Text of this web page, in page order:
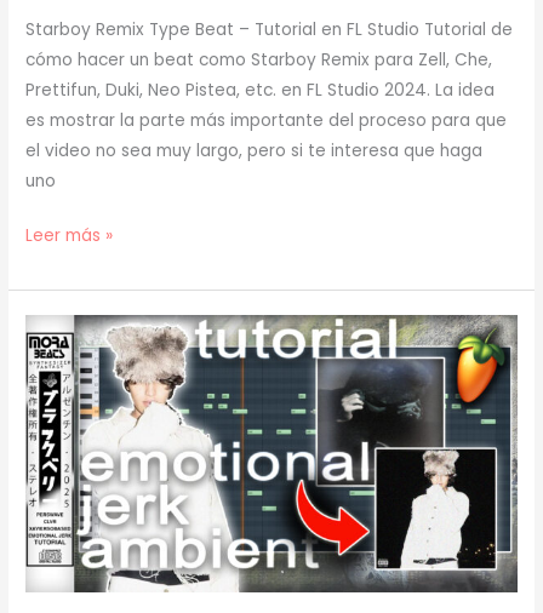
Starboy Remix Type Beat – Tutorial en FL Studio Tutorial de
cómo hacer un beat como Starboy Remix para Zell, Che,
Prettifun, Duki, Neo Pistea, etc. en FL Studio 2024. La idea
es mostrar la parte más importante del proceso para que
el video no sea muy largo, pero si te interesa que haga
uno
[
]
Cómo
Hacer
un
BEAT
como
STARBOY
REMIX
(Zell,
Che,
Prettifun)
Leer más »